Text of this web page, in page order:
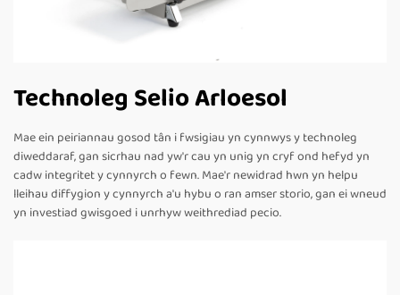
Technoleg Selio Arloesol
Mae ein peiriannau gosod tân i fwsigiau yn cynnwys y technoleg
diweddaraf, gan sicrhau nad yw'r cau yn unig yn cryf ond hefyd yn
cadw integritet y cynnyrch o fewn. Mae'r newidrad hwn yn helpu
lleihau diffygion y cynnyrch a'u hybu o ran amser storio, gan ei wneud
yn investiad gwisgoed i unrhyw weithrediad pecio.